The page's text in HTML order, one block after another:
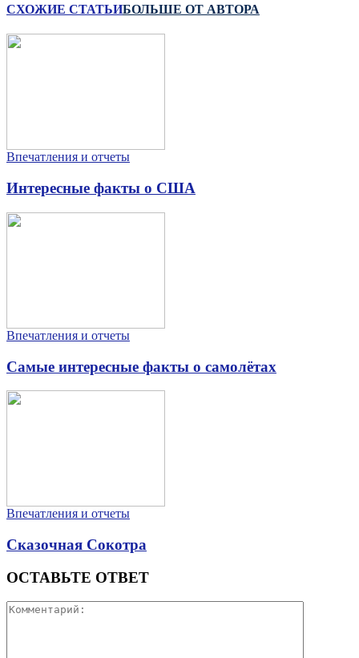
СХОЖИЕ СТАТЬИБОЛЬШЕ ОТ АВТОРА
Впечатления и отчеты
Интересные факты о США
Впечатления и отчеты
Самые интересные факты о самолётах
Впечатления и отчеты
Сказочная Сокотра
ОСТАВЬТЕ ОТВЕТ